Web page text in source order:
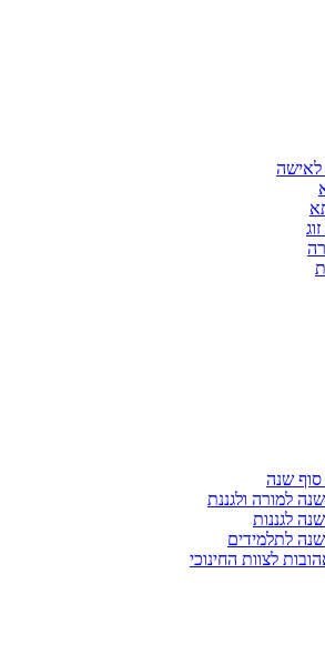
לאישה
שנה
למורה ולגננת
לגננות
לתלמידים
לצוות החינוכי